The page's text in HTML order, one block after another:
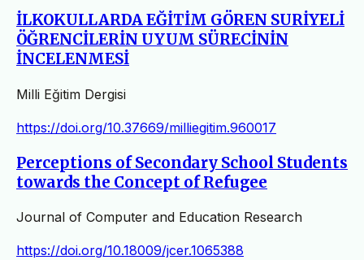
İLKOKULLARDA EĞİTİM GÖREN SURİYELİ
ÖĞRENCİLERİN UYUM SÜRECİNİN
İNCELENMESİ
Milli Eğitim Dergisi
https://doi.org/10.37669/milliegitim.960017
Perceptions of Secondary School Students
towards the Concept of Refugee
Journal of Computer and Education Research
https://doi.org/10.18009/jcer.1065388